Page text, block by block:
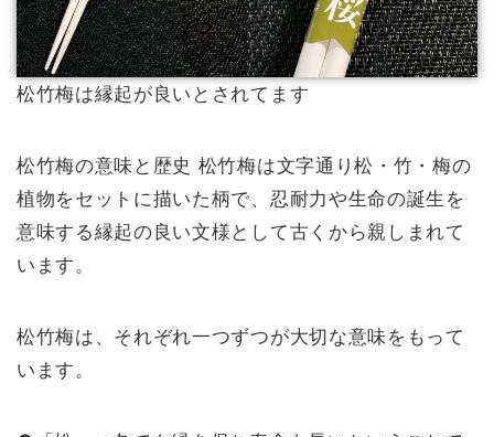
松竹梅は縁起が良いとされてます
松竹梅の意味と歴史 松竹梅は文字通り松・竹・梅の
植物をセットに描いた柄で、忍耐力や生命の誕生を
意味する縁起の良い文様として古くから親しまれて
います。
松竹梅は、それぞれ一つずつが大切な意味をもって
います。